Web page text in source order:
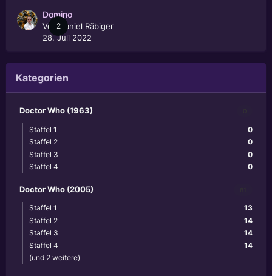
2
Domino
VonDaniel Räbiger
28. Juli 2022
Kategorien
Doctor Who (1963)
0
Staffel 1
0
Staffel 2
0
Staffel 3
0
Staffel 4
Doctor Who (2005)
13
Staffel 1
14
Staffel 2
14
Staffel 3
14
Staffel 4
(und 2 weitere)